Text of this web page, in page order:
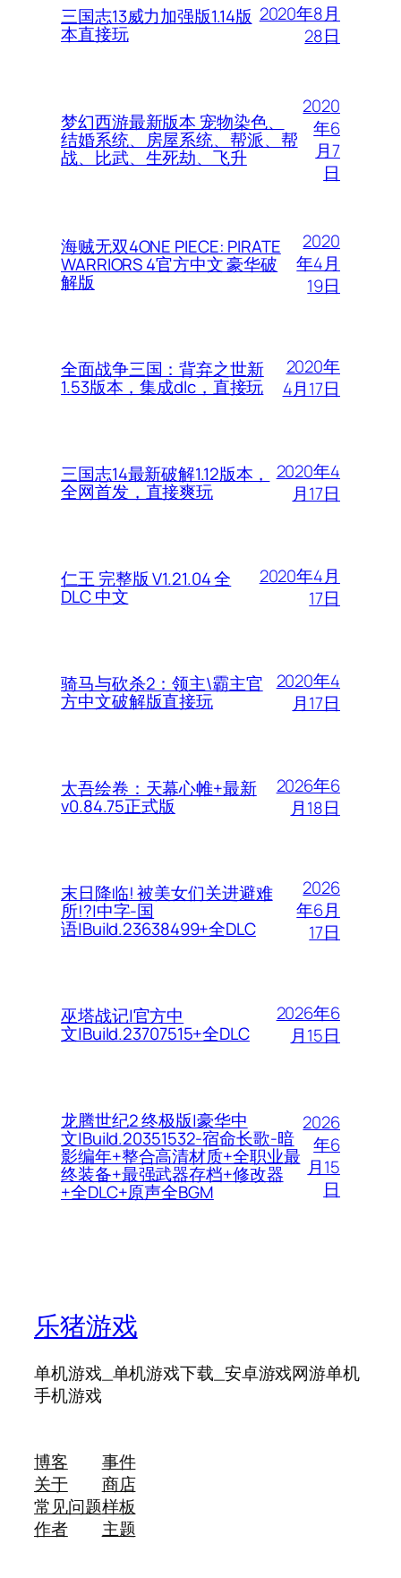
三国志13威力加强版1.14版
本直接玩
2020年8月
28日
梦幻西游最新版本 宠物染色、
结婚系统、房屋系统、帮派、帮
战、比武、生死劫、飞升
2020
年6
月7
日
海贼无双4ONE PIECE: PIRATE
WARRIORS 4官方中文 豪华破
解版
2020
年4月
19日
全面战争三国：背弃之世新
1.53版本，集成dlc，直接玩
2020年
4月17日
三国志14最新破解1.12版本，
全网首发，直接爽玩
2020年4
月17日
仁王 完整版 V1.21.04 全
DLC 中文
2020年4月
17日
骑马与砍杀2：领主\霸主官
方中文破解版直接玩
2020年4
月17日
太吾绘卷：天幕心帷+最新
v0.84.75正式版
2026年6
月18日
末日降临! 被美女们关进避难
所!?|中字-国
语|Build.23638499+全DLC
2026
年6月
17日
巫塔战记|官方中
文|Build.23707515+全DLC
2026年6
月15日
龙腾世纪2 终极版|豪华中
文|Build.20351532-宿命长歌-暗
影编年+整合高清材质+全职业最
终装备+最强武器存档+修改器
+全DLC+原声全BGM
2026
年6
月15
日
乐猪游戏
单机游戏_单机游戏下载_安卓游戏网游单机
手机游戏
博客
关于
常见问题
作者
事件
商店
样板
主题